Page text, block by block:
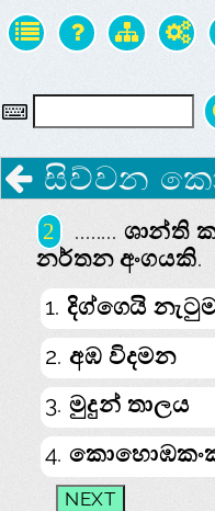
සිව්වන
2
........
නර්තන අංගයකි.
1. දිග්ගෙයි
2. අඹ විදමන
3. මුදුන් තාලය
4.